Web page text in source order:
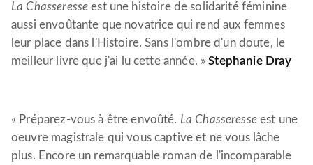
La Chasseresse est une histoire de solidarité féminine
aussi envoûtante que novatrice qui rend aux femmes
leur place dans l'Histoire. Sans l'ombre d'un doute, le
meilleur livre que j'ai lu cette année. »Stephanie Dray
« Préparez-vous à être envoûté. La Chasseresseest une
oeuvre magistrale qui vous captive et ne vous lâche
plus. Encore un remarquable roman de l'incomparable